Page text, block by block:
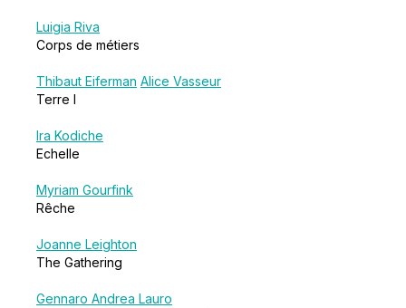
Luigia Riva
Corps de métiers
Thibaut Eiferman Alice Vasseur
Terre I
Ira Kodiche
Echelle
Myriam Gourfink
Rêche
Joanne Leighton
The Gathering
Gennaro Andrea Lauro